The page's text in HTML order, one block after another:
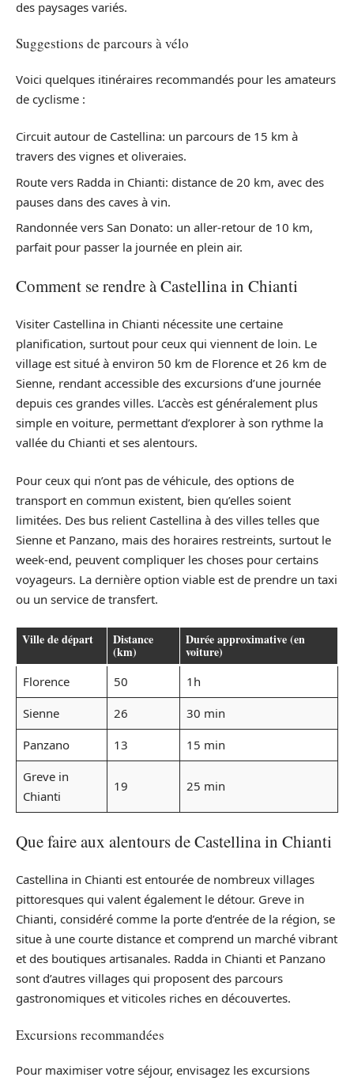
des paysages variés.
Suggestions de parcours à vélo
Voici quelques itinéraires recommandés pour les amateurs
de cyclisme :
Circuit autour de Castellina: un parcours de 15 km à
travers des vignes et oliveraies.
Route vers Radda in Chianti: distance de 20 km, avec des
pauses dans des caves à vin.
Randonnée vers San Donato: un aller-retour de 10 km,
parfait pour passer la journée en plein air.
Comment se rendre à Castellina in Chianti
Visiter Castellina in Chianti nécessite une certaine
planification, surtout pour ceux qui viennent de loin. Le
village est situé à environ 50 km de Florence et 26 km de
Sienne, rendant accessible des excursions d’une journée
depuis ces grandes villes. L’accès est généralement plus
simple en voiture, permettant d’explorer à son rythme la
vallée du Chianti et ses alentours.
Pour ceux qui n’ont pas de véhicule, des options de
transport en commun existent, bien qu’elles soient
limitées. Des bus relient Castellina à des villes telles que
Sienne et Panzano, mais des horaires restreints, surtout le
week-end, peuvent compliquer les choses pour certains
voyageurs. La dernière option viable est de prendre un taxi
ou un service de transfert.
Ville de départ Distance
(km)
Durée approximative (en
voiture)
Florence 50
1h
Sienne
26
30 min
Panzano
13
15 min
Greve in
Chianti
19 25 min
Que faire aux alentours de Castellina in Chianti
Castellina in Chianti est entourée de nombreux villages
pittoresques qui valent également le détour. Greve in
Chianti, considéré comme la porte d’entrée de la région, se
situe à une courte distance et comprend un marché vibrant
et des boutiques artisanales. Radda in Chianti et Panzano
sont d’autres villages qui proposent des parcours
gastronomiques et viticoles riches en découvertes.
Excursions recommandées
Pour maximiser votre séjour, envisagez les excursions